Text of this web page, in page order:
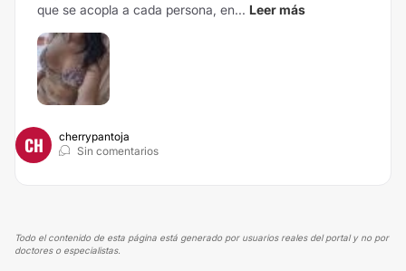
que se acopla a cada persona, en... Leer más
CH
cherrypantoja
Sin comentarios
Todo el contenido de esta página está generado por usuarios reales del portal y no por
doctores o especialistas.